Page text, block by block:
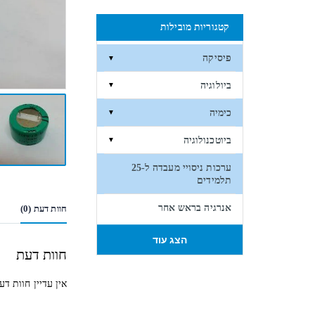
חוות דעת (0)
חוות דעת
אין עדיין חוות
קטגוריות מובילות
פיסיקה ▼
ביולוגיה ▼
כימיה ▼
ביוטכנולוגיה ▼
ערכות ניסויי מעבדה ל-25
תלמידים
אנרגיה בראש אחר
הצג עוד